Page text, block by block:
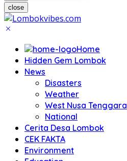
close
Home
Hidden Gem Lombok
News
Disasters
Weather
West Nusa Tenggara
National
Cerita Desa Lombok
CEK FAKTA
Environment